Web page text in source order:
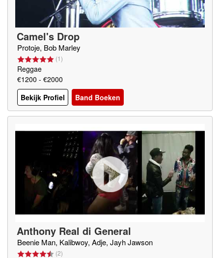
Camel's Drop
Protoje, Bob Marley
(1)
Reggae
€1200 - €2000
Bekijk Profiel
Band Boeken
Anthony Real di General
Beenie Man, Kalibwoy, Adje, Jayh Jawson
(2)